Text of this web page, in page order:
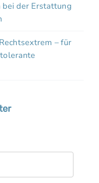
der Erstattung
– für